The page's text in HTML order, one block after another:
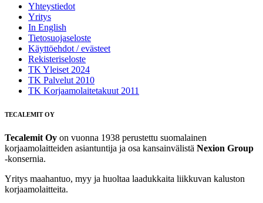
Yhteystiedot
Yritys
In English
Tietosuojaseloste
Käyttöehdot / evästeet
Rekisteriseloste
TK Yleiset 2024
TK Palvelut 2010
TK Korjaamolaitetakuut 2011
TECALEMIT OY
Tecalemit Oy on vuonna 1938 perustettu suomalainen
korjaamolaitteiden asiantuntija ja osa kansainvälistä Nexion Group
-konsernia.
Yritys maahantuo, myy ja huoltaa laadukkaita liikkuvan kaluston
korjaamolaitteita.